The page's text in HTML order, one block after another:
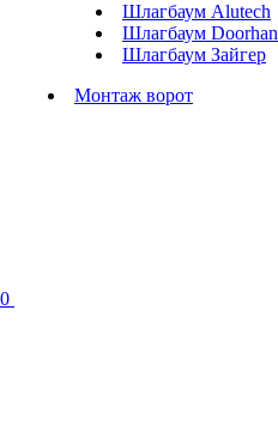
Шлагбаум Alutech
Шлагбаум Doorhan
Шлагбаум Зайгер
Монтаж ворот
0